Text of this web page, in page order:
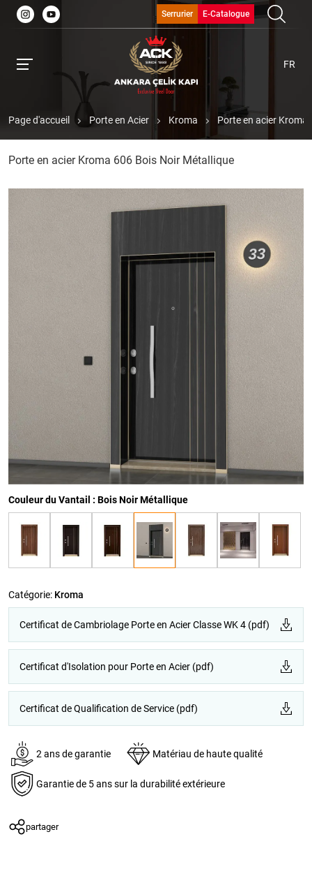
Serrurier E-Catalogue
FR
Page d'accueil Porte en Acier Kroma Porte en acier
Porte en acier Kroma 606 Bois Noir Métallique
Couleur du Vantail : Bois Noir Métallique
Catégorie: Kroma
Certificat de Cambriolage Porte en Acier Classe WK 4 (pdf)
Certificat d'Isolation pour Porte en Acier (pdf)
Certificat de Qualification de Service (pdf)
2 ans de garantie Matériau de haute qualité
Garantie de 5 ans sur la durabilité extérieure
partager